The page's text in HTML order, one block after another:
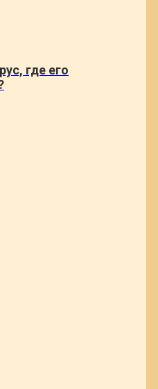
где его